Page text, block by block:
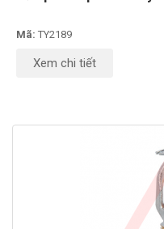
Mã: TY2189
Xem chi tiết